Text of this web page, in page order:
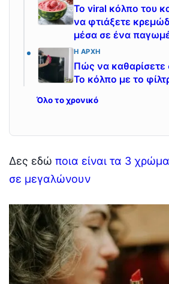
Το viral κόλπο του
να φτιάξετε
μέσα σε ένα
Η ΑΡΧΉ
Πώς να καθαρίσετε
Το κόλπο με το
Όλο το χρονικό
Δες εδώ ποια είναι τα 3
σε μεγαλώνουν